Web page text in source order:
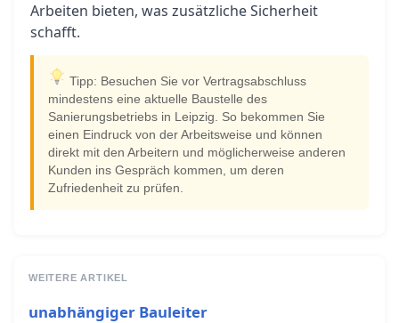
Arbeiten bieten, was zusätzliche Sicherheit
schafft.
Tipp: Besuchen Sie vor Vertragsabschluss
mindestens eine aktuelle Baustelle des
Sanierungsbetriebs in Leipzig. So bekommen Sie
einen Eindruck von der Arbeitsweise und können
direkt mit den Arbeitern und möglicherweise anderen
Kunden ins Gespräch kommen, um deren
Zufriedenheit zu prüfen.
WEITERE ARTIKEL
unabhängiger Bauleiter